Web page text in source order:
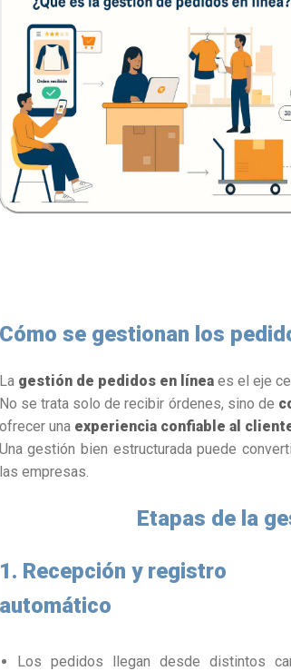
Cómo se gestionan los
La gestión de pedidos en líneaes el eje
No se trata solo de recibir órdenes, sino de
ofrecer una experiencia confiable al
Una gestión bien estructurada puede
las empresas.
Etapas de la
1. Recepción y registro
automático
Los pedidos llegan desde distintos